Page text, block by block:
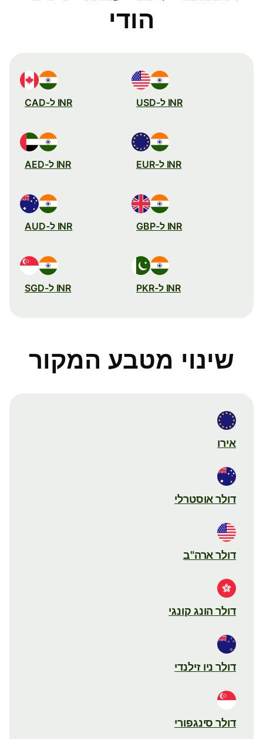
הודי
INR ל-USD INR ל-CAD
INR ל-EUR INR ל-AED
INR ל-GBP INR ל-AUD
INR ל-PKR INR ל-SGD
שינוי מטבע המקור
אירו
דולר אוסטרלי
דולר ארה"ב
דולר הונג קונגי
דולר ניו זילנדי
דולר סינגפורי